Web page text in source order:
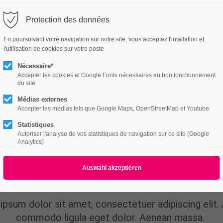
dolor sit amet:
/ 365days
8:00am - 5:00pm
San Francisco, CA 94102
Drop us a line
vitalite.ch
Features Page Presets
Animated Countup
dolor sit amet, consectetuer adipiscing elit.
commodo ligula eget dolor. Aenean massa.
Protection des données
En poursuivant votre navigation sur notre site, vous acceptez l'intallation et
l'utilisation de cookies sur votre poste
Nécessaire*
Accepter les cookies et Google Fonts nécessaires au bon fonctionnement
du site
Médias externes
Accepter les médias tels que Google Maps, OpenStreetMap et Youtube
Statistiques
Autoriser l'analyse de vos statistiques de navigation sur ce site (Google
Analytics)